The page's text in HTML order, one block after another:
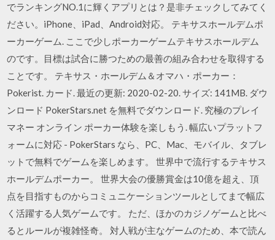
でランキングNO.1に輝くアプリとは？是非チェックしてみてく
ださい。iPhone、iPad、Android対応。 テキサスホールデムポ
ーカーゲーム. ここで少しポーカーゲームテキサスホールデム
のです。目標は試合に勝つための最善の組み合わせを取得する
ことです。 テキサス・ホールデム＆オマハ・ポーカー：
Pokerist. カード. 最近の更新: 2020-02-20. サイズ: 141MB. ダウ
ンロード PokerStars.net を無料でダウンロード. 究極のプレイ
マネー オンライン ポーカー体験を楽しもう. 幅広いプラットフ
ォームに対応 - PokerStars なら、PC、Mac、モバイル、タブレ
ットで無料でゲームを楽しめます。 世界中で流行するテキサス
ホールデムポーカー。 世界大会の優勝賞金は10億を超え、頂
点を目指すものからコミュニケーションツールとしてまで幅広
く活躍する人気ゲームです。 ただ、ほかのカジノゲームと比べ
るとルールが複雑怪奇。 対人戦が主なゲームのため、本で読ん